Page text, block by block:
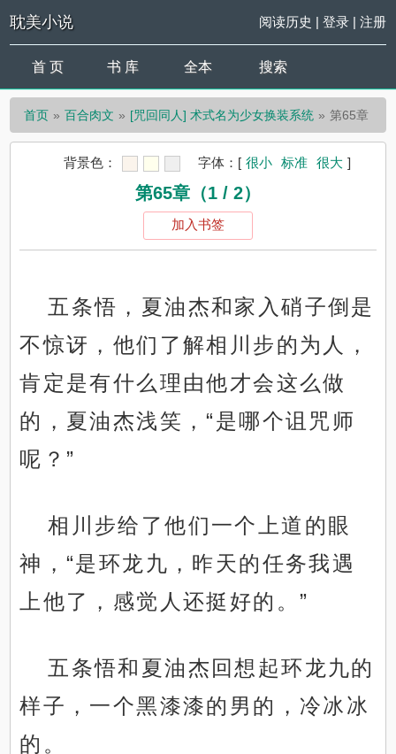
耽美小说 阅读历史 | 登录| 注册
首 页 书 库 全本 搜索
首页 百合肉文 [咒回同人] 术式名为少女换装系统 第65章
背景色： 字体： [ 很小 标准 很大 ]
第65章（1 / 2）
加入书签
五条悟，夏油杰和家入硝子倒是
不惊讶，他们了解相川步的为人，
肯定是有什么理由他才会这么做
的，夏油杰浅笑，“是哪个诅咒师
呢？”
相川步给了他们一个上道的眼
神，“是环龙九，昨天的任务我遇
上他了，感觉人还挺好的。”
五条悟和夏油杰回想起环龙九的
样子，一个黑漆漆的男的，冷冰冰
的。